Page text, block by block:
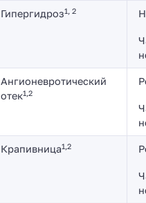
Гипергидроз1, 2
Ангионевротический
отек1,2
Крапивница1,2